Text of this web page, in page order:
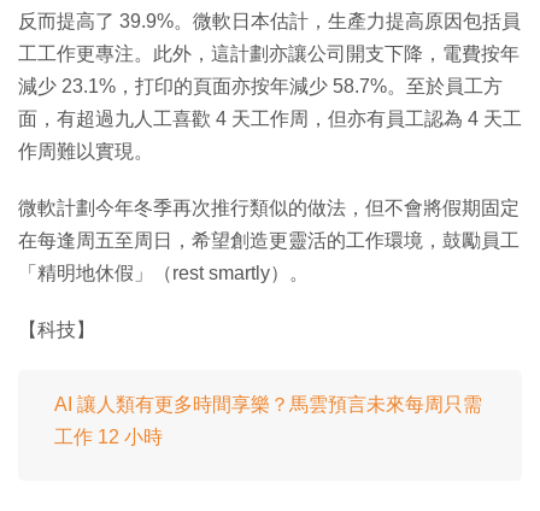
反而提高了 39.9%。微軟日本估計，生產力提高原因包括員
工工作更專注。此外，這計劃亦讓公司開支下降，電費按年
減少 23.1%，打印的頁面亦按年減少 58.7%。至於員工方
面，有超過九人工喜歡 4 天工作周，但亦有員工認為 4 天工
作周難以實現。
微軟計劃今年冬季再次推行類似的做法，但不會將假期固定
在每逢周五至周日，希望創造更靈活的工作環境，鼓勵員工
「精明地休假」（rest smartly）。
【科技】
AI 讓人類有更多時間享樂？馬雲預言未來每周只需
工作 12 小時